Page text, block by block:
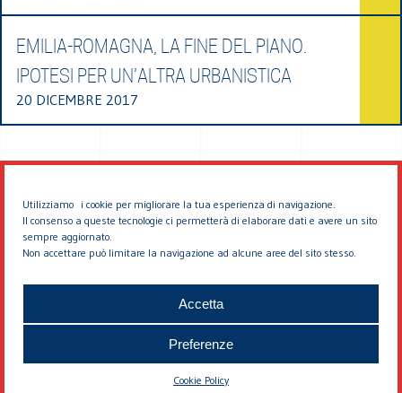
Utilizziamo i cookie per migliorare la tua esperienza di navigazione.
Il consenso a queste tecnologie ci permetterà di elaborare dati e avere un sito
sempre aggiornato.
Non accettare può limitare la navigazione ad alcune aree del sito stesso.
Accetta
Preferenze
Cookie Policy
EMILIA-ROMAGNA, LA FINE DEL PIANO.
IPOTESI PER UN’ALTRA URBANISTICA
20 DICEMBRE 2017
© 2026 EDDYBURG